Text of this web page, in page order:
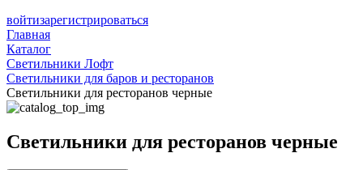
войтизарегистрироваться
Главная
Каталог
Светильники Лофт
Светильники для баров и ресторанов
Светильники для ресторанов черные
Светильники для ресторанов черные